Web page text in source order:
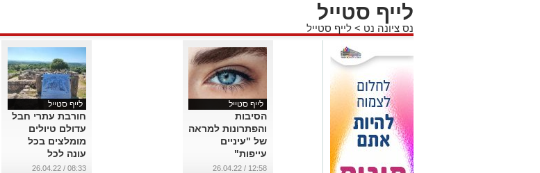
לייף סטייל
נס ציונה נט > לייף סטייל
לייף סטייל
הסיבות
והפתרונות למראה
של "עיניים
עייפות"
...
12:58 / 26.04.22
לייף סטייל
חורבת עתרי חבל
עדולם טיולים
מומלצים בכל
עונה לכל
המשפחה - צפו
08:33 / 26.04.22